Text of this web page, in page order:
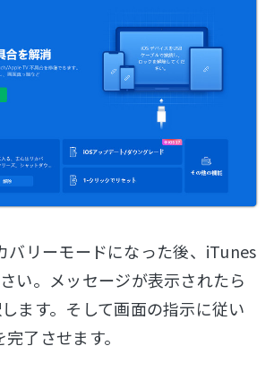
バリーモードになった後、iTunes
い。メッセージが表示されたら
します。そして画面の指示に従い
了させます。